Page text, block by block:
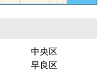
中央区
早良区